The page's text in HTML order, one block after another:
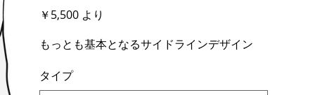
価
格
￥5,500 より
もっとも基本となるサイドラインデザイン
タイプ